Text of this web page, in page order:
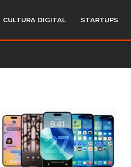
CULTURA DIGITAL STARTUPS